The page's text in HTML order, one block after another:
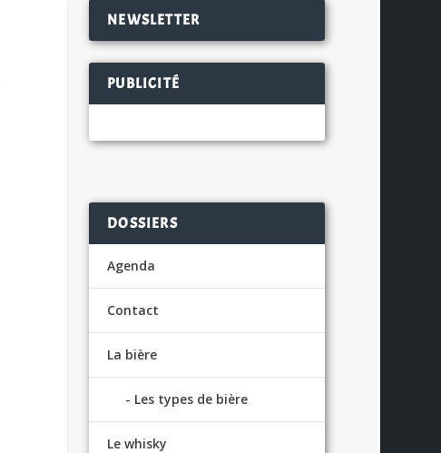
NEWSLETTER
PUBLICITÉ
DOSSIERS
Agenda
Contact
La bière
Les types de bière
Le whisky